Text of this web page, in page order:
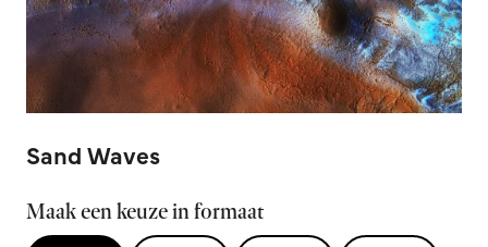
Sand Waves
Maak een keuze in formaat